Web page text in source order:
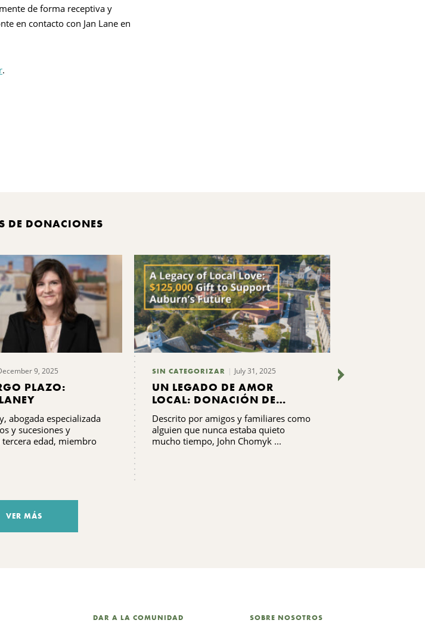
de forma receptiva y
en contacto con Jan Lane en
.
DE DONACIONES
9, 2025
PLAZO:
abogada especializada
y sucesiones y
tercera edad, miembro
SIN CATEGORIZAR July 31, 2025
UN LEGADO DE AMOR
LOCAL: DONACIÓN DE
125.000 DÓLARES PARA
APOYAR EL FUTURO DE
AUBURN
Descrito por amigos y familiares como
alguien que nunca estaba quieto
mucho tiempo, John Chomyk ...
VER MÁS
DAR A LA COMUNIDAD SOBRE NOSOTROS